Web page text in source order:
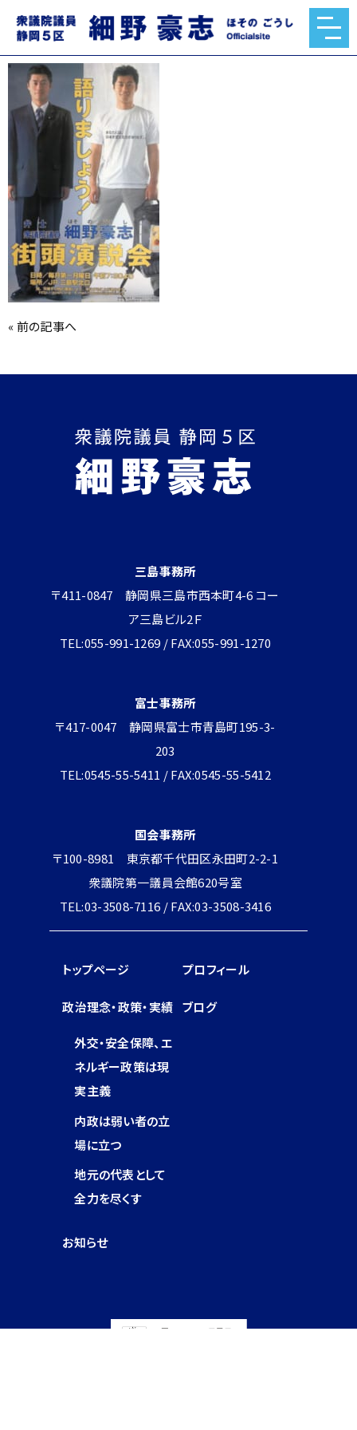
profile_img_3
2020.02.09
«前の記事へ
三島事務所
〒411-0847 静岡県三島市西本町4-6 コー
ア三島ビル2Ｆ
TEL:055-991-1269 / FAX:055-991-1270
富士事務所
〒417-0047 静岡県富士市青島町195-3-
203
TEL:0545-55-5411 / FAX:0545-55-5412
国会事務所
〒100-8981 東京都千代田区永田町2-2-1
衆議院第一議員会館620号室
TEL:03-3508-7116 / FAX:03-3508-3416
トップページ プロフィール
政治理念・政策・実績
外交・安全保障、エ
ネルギー政策は現
実主義
内政は弱い者の立
場に立つ
地元の代表として
全力を尽くす
ブログ
お知らせ